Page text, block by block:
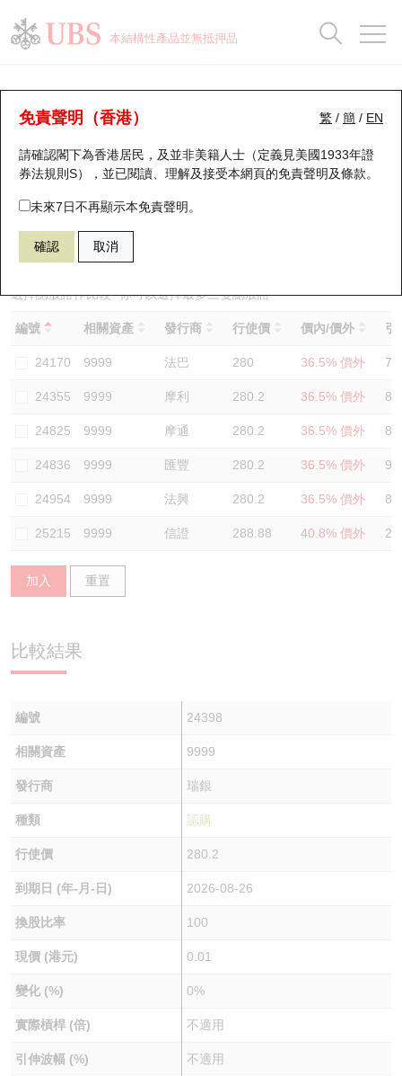
本結構性產品並無抵押品
繁 / 簡 / EN
免責聲明（香港）
請確認閣下為香港居民，及並非美籍人士（定義見美國1933年證
券法規則S），並已閱讀、理解及接受本網頁的免責聲明及條款。
未來7日不再顯示本免責聲明。
確認 取消
認股證分析儀
表現 街貨統計 比較
24398 瑞銀認購 9999 網易
選擇認股證作比較*你可以選擇最多三隻認股證
編號 相關資產 發行商 行使價 價內/價外 引
24170 9999 法巴 280 36.5% 價外
24355 9999 摩利 280.2 36.5% 價外
24825 9999 摩通 280.2 36.5% 價外
24836 9999 匯豐 280.2 36.5% 價外
24954 9999 法興 280.2 36.5% 價外
25215 9999 信證 288.88 40.8% 價外
加入 重置
比較結果
編號 24398
相關資產 9999
發行商 瑞銀
種類 認購
行使價 280.2
到期日 (年-月-日) 2026-08-26
換股比率 100
現價 (港元) 0.01
變化 (%) 0%
實際槓桿 (倍) 不適用
引伸波幅 (%) 不適用
瑞銀認股證一覽
新發行瑞銀認股證
即將到期認股證
認股證到期結算價查詢
認股證分析儀
認股證速算機
認股證/牛熊證日誌
認股證文件及公告
街貨統計
比較
牛熊全景快搜
牛熊證搜尋
牛熊證街貨分佈圖
正股牛熊證列表
新發行瑞銀牛熊證
已收回牛熊證剩餘價值
牛熊證到期結算價查詢
牛熊證分析儀
街貨統計
比較
十大升幅/跌幅
十大認股證成交分佈
十天股證佔大市成交
資金流
街貨統計
三十大平均引伸波幅
正股分析儀
二十大活躍股份
恒指成份股
國指成份股
科指成份股
相關資產沽空
中資ETFs溢價比較
AH 股價對照
持股比重
顯示所有持股比重
每月輪證大市專題
輪證專欄
講座及教育短片
認股證投資者教育
牛熊證投資者教育
認股證牛熊證常問問題